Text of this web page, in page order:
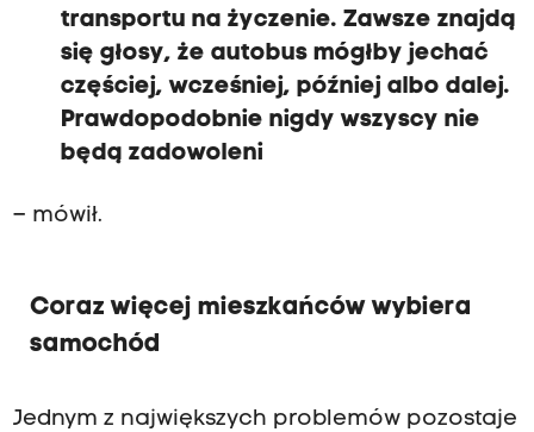
transportu na życzenie. Zawsze znajdą
się głosy, że autobus mógłby jechać
częściej, wcześniej, później albo dalej.
Prawdopodobnie nigdy wszyscy nie
będą zadowoleni
– mówił.
Coraz więcej mieszkańców wybiera
samochód
Jednym z największych problemów pozostaje